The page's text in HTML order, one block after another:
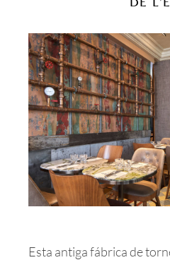
Esta antiga fábrica de